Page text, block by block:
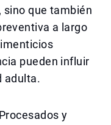
que también
a largo
pueden influir
adulta.
y